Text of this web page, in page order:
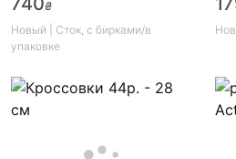
₴
Новый | Сток, с бирками/в
упаковке